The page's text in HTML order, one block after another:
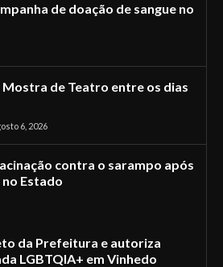
de doação de sangue no
Mostra de Teatro entre os dias
6, 2026
contra o sarampo após
Estado
da Prefeitura e autoriza
LGBTQIA+ em Vinhedo